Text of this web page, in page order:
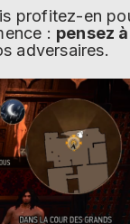
profitez-en
: pensez
adversaires.